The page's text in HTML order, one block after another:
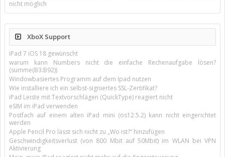
nicht möglich
XboX Support
iPad 7 iOS 18 gewünscht
warum kann Numbers nicht die einfache Rechenaufgabe lösen?
(summe(B3:B92))
Windowbasiertes Programm auf dem Ipad nutzen
Wie installiere ich ein selbst-signiertes SSL-Zertifikat?
iPad Leiste mit Textvorschlägen (QuickType) reagiert nicht
eSIM im iPad verwenden
Postfach auf einem alten iPad mini (os12.5.2) kann nicht eingerichtet
werden
Apple Pencil Pro lässt sich nicht zu „Wo ist?“ hinzufügen
Geschwindigkeitsverlust (von 800 Mbit auf 50Mbit) im WLAN bei VPN
Aktivierung